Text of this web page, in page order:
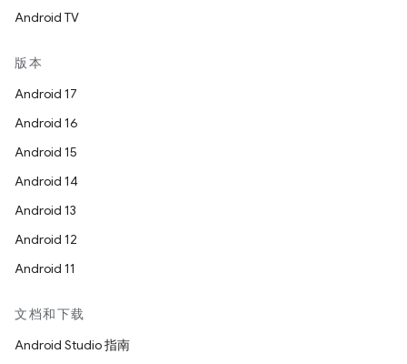
Android TV
版本
Android 17
Android 16
Android 15
Android 14
Android 13
Android 12
Android 11
文档和下载
Android Studio 指南